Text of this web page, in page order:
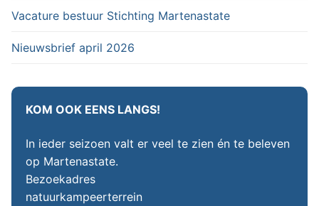
Vacature bestuur Stichting Martenastate
Nieuwsbrief april 2026
KOM OOK EENS LANGS!
In ieder seizoen valt er veel te zien én te beleven
op Martenastate.
Bezoekadres
natuurkampeerterrein